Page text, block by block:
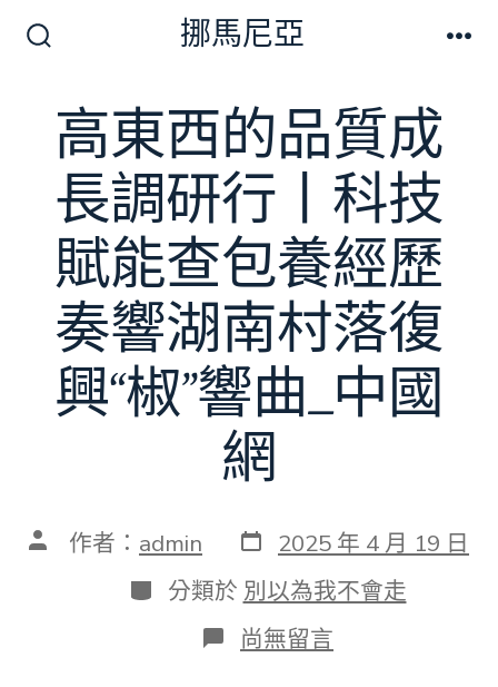
切
換
開
挪馬尼亞
高東西的品質成
長調研行丨科技
賦能查包養經歷
奏響湖南村落復
興“椒”響曲_中國
網
文 作者： admin 發
表
日
期
2025 年 4 月 19 日
分
類
分類於 別以為我不會走
在
〈高
尚無留言